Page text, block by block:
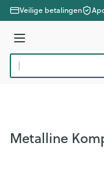
Ga naar de inhoud
Veilige betalingen
Menu
Product, merk,
Metalline